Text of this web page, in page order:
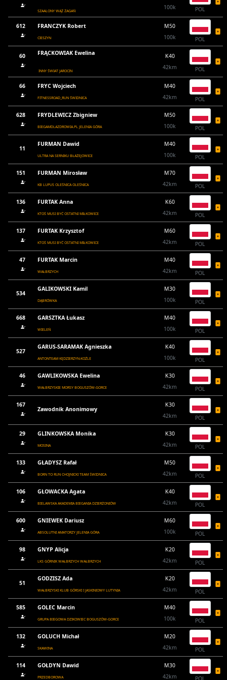
SZAALONY WĄŻ ŻAGAŃ
100k
POL
612 FRANCZYK Robert
CIESZYN
M50
100k
POL
60 FRĄCKOWIAK Ewelina
INNY ŚWIAT JAROCIN
K40
42km
POL
66 FRYC Wojciech
FITNESSROAD_RUN ŚWIDNICA
M40
42km
POL
628 FRYDLEWICZ Zbigniew
BIEGAMDLAZDROWIA.PL JELENIA GÓRA
M50
100k
POL
11
FURMAN Dawid
ULTRA NA SERNIKU BŁAŻEJOWICE
M40
100k
POL
151 FURMAN Mirosław
KB LUPUS OLEŚNICA OLEŚNICA
M70
42km
POL
136 FURTAK Anna
KTOŚ MUSI BYĆ OSTATNI MIŁKOWICE
K60
42km
POL
137 FURTAK Krzysztof
KTOŚ MUSI BYĆ OSTATNI MIŁKOWICE
M60
42km
POL
47 FURTAK Marcin
WAŁBRZYCH
M40
42km
POL
534
GALIKOWSKI Kamil
DĄBRÓWKA
M30
100k
POL
668 GARSZTKA Łukasz
WIELEŃ
M40
100k
POL
527
GARUS-SARAMAK Agnieszka
ANTONTEAM KĘDZIERZYN-KOŹLE
K40
100k
POL
46 GAWLIKOWSKA Ewelina
WAŁBRZYSKIE MORSY BOGUSZÓW-GORCE
K30
42km
POL
167
Zawodnik Anonimowy
K30
42km
POL
29 GLINKOWSKA Monika
MOSINA
K30
42km
POL
133 GŁADYSZ Rafał
BORN TO RUN CHOJNICKI TEAM ŚWIDNICA
M50
42km
POL
106 GŁOWACKA Agata
BIELAWSKA AKADEMIA BIEGANIA DZIERŻONIÓW
K40
42km
POL
600 GNIEWEK Dariusz
ABSOLUTNI AMATORZY JELENIA GÓRA
M60
100k
POL
98 GNYP Alicja
LKS GÓRNIK WAŁBRZYCH WAŁBRZYCH
K20
42km
POL
51
GODZISZ Ada
WAŁBRZYSKI KLUB GÓRSKI I JASKINIOWY LUTYNIA
K20
42km
POL
585 GOLEC Marcin
GRUPA BIEGOWA DZIKOWIEC BOGUSZÓW-GORCE
M40
100k
POL
132 GOLUCH Michał
SKAWINA
M20
42km
POL
114 GOŁDYN Dawid
PRZEDBOROWA
M30
42km
POL